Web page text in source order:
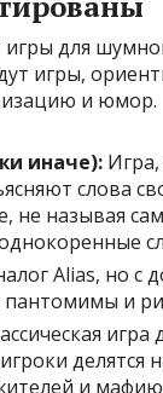
для
игры,
и юмор.
иначе):
слова
не называя
Alias, но с
и
игра
делятся
и